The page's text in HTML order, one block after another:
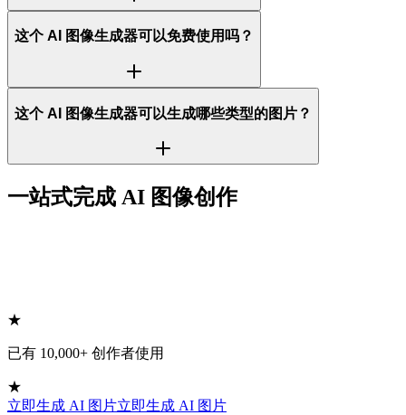
这个 AI 图像生成器可以免费使用吗？
这个 AI 图像生成器可以生成哪些类型的图片？
一站式完成 AI 图像创作
★
已有 10,000+ 创作者使用
★
立即生成 AI 图片立即生成 AI 图片